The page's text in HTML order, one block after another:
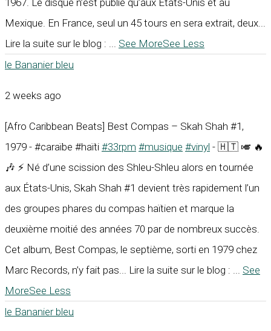
Mexique. En France, seul un 45 tours en sera extrait, deux...
Lire la suite sur le blog :
See MoreSee Less
le Bananier bleu
2 weeks ago
[Afro Caribbean Beats] Best Compas – Skah Shah #1,
1979 - #caraïbe #haïti #33rpm #musique #vinyl - 🇭🇹 🎺 🔥
🎶 ⚡ Né d’une scission des Shleu-Shleu alors en tournée
aux États-Unis, Skah Shah #1 devient très rapidement l’un
des groupes phares du compas haïtien et marque la
deuxième moitié des années 70 par de nombreux succès.
Cet album, Best Compas, le septième, sorti en 1979 chez
Marc Records, n’y fait pas... Lire la suite sur le blog :
See
MoreSee Less
le Bananier bleu